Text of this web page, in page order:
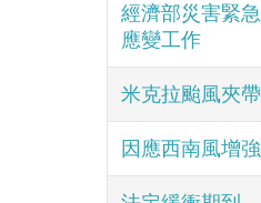
經濟部災害緊
應變工作
米克拉颱風夾
因應西南風增